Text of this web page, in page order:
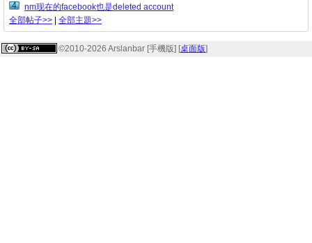
4
nm现在的facebook也是deleted account
全部帖子>>
全部主題>>
©2010-2026 Arslanbar [手機版] [桌面版]